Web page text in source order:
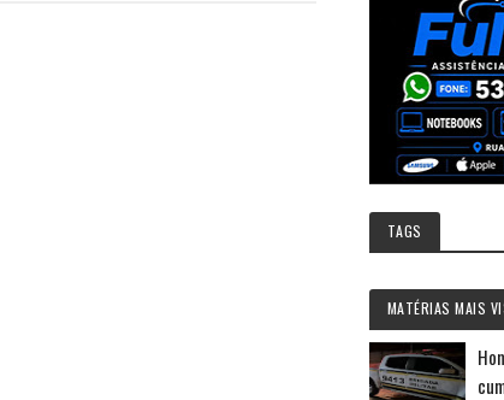
TAGS
MATÉRIAS MAIS